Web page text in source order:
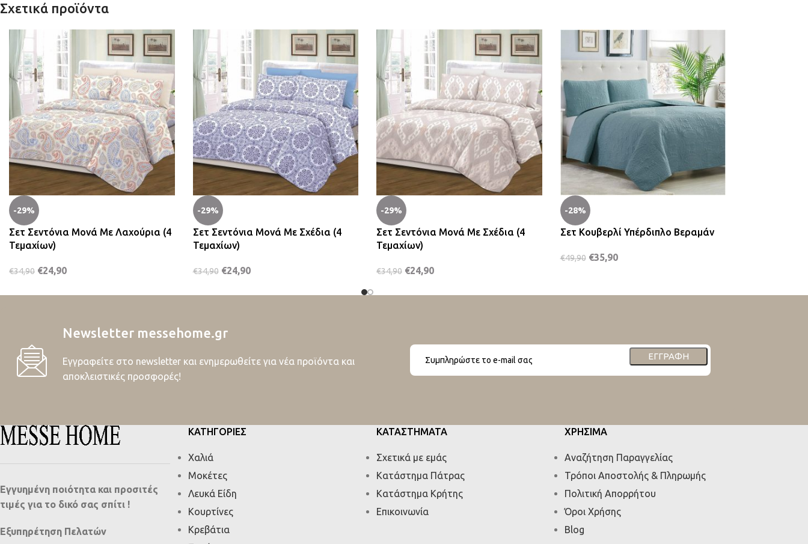
Σχετικά προϊόντα
-29%
Σετ Σεντόνια Μονά Με Λαχούρια (4
Τεμαχίων)
€34,90 €24,90
-29%
Σετ Σεντόνια Μονά Με Σχέδια (4
Τεμαχίων)
€34,90 €24,90
-29%
Σετ Σεντόνια Μονά Με Σχέδια (4
Τεμαχίων)
€34,90 €24,90
-28%
Σετ Κουβερλί Υπέρδιπλο Βεραμάν
€49,90 €35,90
Newsletter messehome.gr
Εγγραφείτε στο newsletter και ενημερωθείτε για νέα προϊόντα και
αποκλειστικές προσφορές!
ΕΓΓΡΑΦΉ
Εγγυημένη ποιότητα και προσιτές
τιμές για το δικό σας σπίτι !
Εξυπηρέτηση Πελατών
ΚΑΤΗΓΟΡΙΕΣ
Χαλιά
Μοκέτες
Λευκά Είδη
Κουρτίνες
Κρεβάτια
ΚΑΤΑΣΤΗΜΑΤΑ
Σχετικά με εμάς
Κατάστημα Πάτρας
Κατάστημα Κρήτης
Επικοινωνία
ΧΡΗΣΙΜΑ
Αναζήτηση Παραγγελίας
Τρόποι Αποστολής & Πληρωμής
Πολιτική Απορρήτου
Όροι Χρήσης
Blog